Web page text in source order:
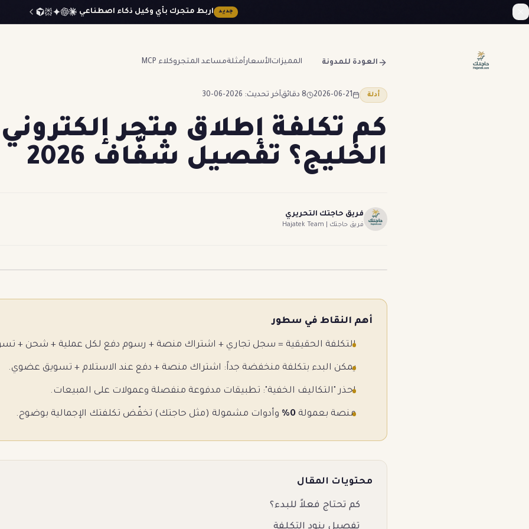
جديد اربط متجرك بأي وكيل ذكاء اصطناعي
المميزاتالأسعارأمثلةمساعد المتجروكلاء MCP العودة للمدونة
أدلة 2026-06-21 8 دقائق آخر تحديث: 2026-06-30
كم تكلفة إطلاق متجر
الخليج؟ تفصيل شفّاف 2026
فريق حاجتك التحريري
فريق حاجتك | Hajatek Team
أهم النقاط في سطور
التكلفة الحقيقية = سجل تجاري + اشتراك منصة + رسوم دفع لكل عملية + شحن +
يمكن البدء بتكلفة منخفضة جداً: اشتراك منصة + دفع عند الاستلام + تسويق عضوي.
احذر "التكاليف الخفية": تطبيقات مدفوعة منفصلة وعمولات على المبيعات.
منصة بعمولة 0% وأدوات مشمولة (مثل حاجتك) تخفّض تكلفتك الإجمالية بوضوح.
محتويات المقال
كم تحتاج فعلاً للبدء؟